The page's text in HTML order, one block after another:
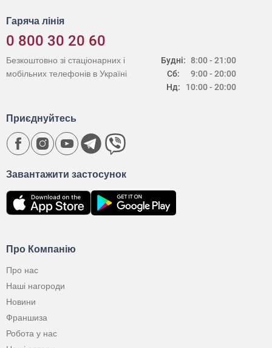
Гаряча лінія
0 800 30 20 60
Будні:
Сб:
Нд:
8:00 - 21:00
9:00 - 20:00
10:00 - 20:00
Безкоштовно зі стаціонарних і
мобільних телефонів в Україні
Про Компанію
Про нас
Наші нагороди
Новини
Франшиза
Робота у нас
Завантажити застосунок
Приєднуйтесь